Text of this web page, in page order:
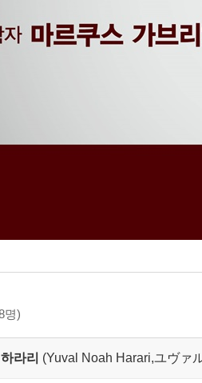
명)
라리 (Yuval Noah Harari,ユヴァ